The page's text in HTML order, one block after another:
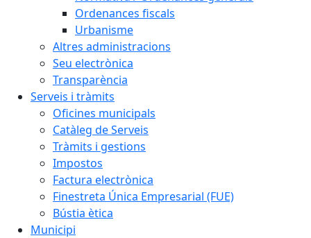
Ordenances fiscals
Urbanisme
Altres administracions
Seu electrònica
Transparència
Serveis i tràmits
Oficines municipals
Catàleg de Serveis
Tràmits i gestions
Impostos
Factura electrònica
Finestreta Única Empresarial (FUE)
Bústia ètica
Municipi